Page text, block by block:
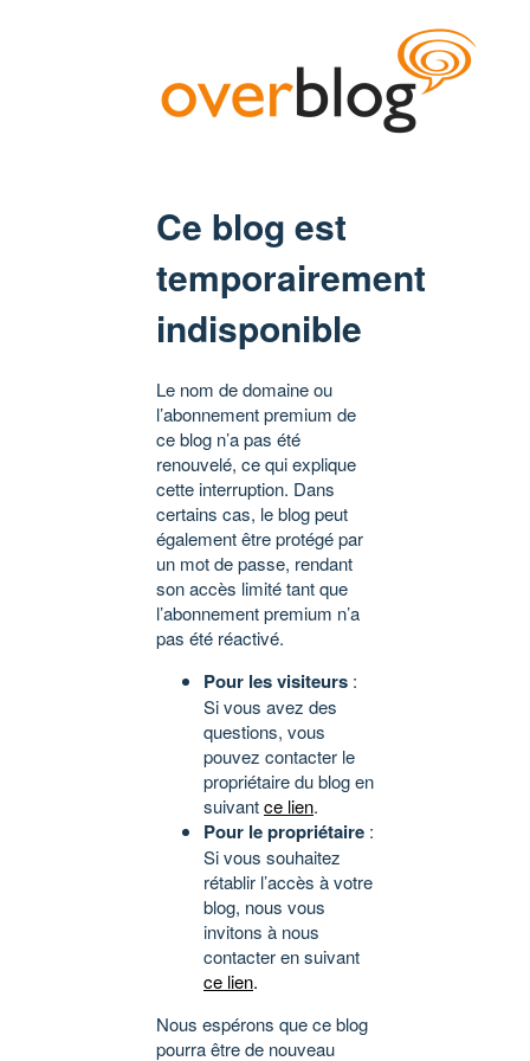
Ce blog est
temporairement
indisponible
Le nom de domaine ou
l’abonnement premium de
ce blog n’a pas été
renouvelé, ce qui explique
cette interruption. Dans
certains cas, le blog peut
également être protégé par
un mot de passe, rendant
son accès limité tant que
l’abonnement premium n’a
pas été réactivé.
Pour les visiteurs :
Si vous avez des
questions, vous
pouvez contacter le
propriétaire du blog en
suivantce lien.
Pour le propriétaire :
Si vous souhaitez
rétablir l’accès à votre
blog, nous vous
invitons à nous
contacter en suivant
ce lien.
Nous espérons que ce blog
pourra être de nouveau